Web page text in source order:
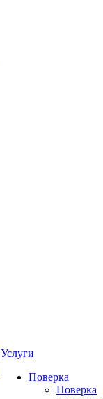
Услуги
Поверка
Поверка